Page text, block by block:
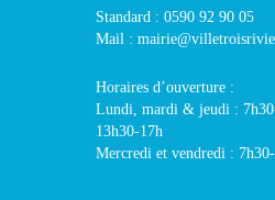
Standard : 0590 92 90 05
Mail :
Horaires d’ouverture :
Lundi, mardi & jeudi :
13h30-17h
Mercredi et vendredi :